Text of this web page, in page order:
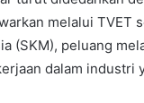
melalui TVET
(SKM), peluang
dalam industri